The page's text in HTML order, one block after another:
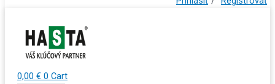
0,00 € 0 Cart